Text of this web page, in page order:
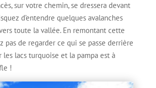
sur votre chemin, se dressera devant
d’entendre quelques avalanches
toute la vallée. En remontant cette
pas de regarder ce qui se passe derrière
les lacs turquoise et la pampa est à
!